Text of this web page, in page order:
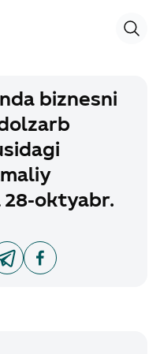
biznesni
28-oktyabr.